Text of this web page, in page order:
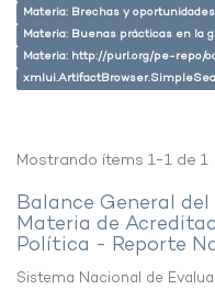
Materia: Brechas y
Materia: Buenas prácticas en la
Materia: http://purl.org/pe-repo/
Mostrando ítems 1-1 de 1
Balance General
Materia de
Política - Reporte
Sistema Nacional de